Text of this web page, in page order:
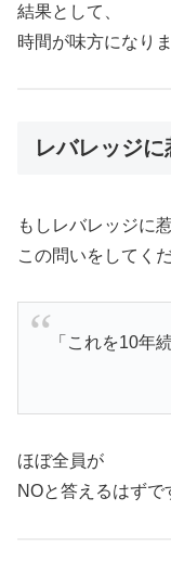
結果として、
時間が味方になりま
レバレッジ
もしレバレッジに
この問いをしてくだ
「これを10年
ほぼ全員が
NOと答えるはずで